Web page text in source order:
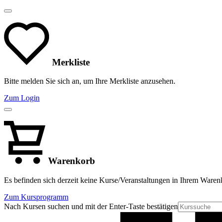
Merkliste
Bitte melden Sie sich an, um Ihre Merkliste anzusehen.
Zum Login
Warenkorb
Es befinden sich derzeit keine Kurse/Veranstaltungen in Ihrem
Zum Kursprogramm
Nach Kursen suchen und mit der Enter-Taste bestätigen